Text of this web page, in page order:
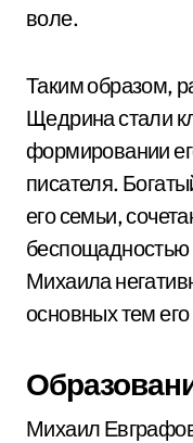
воле.
Таким образом,
Щедрина стали
формировании
писателя.
его семьи,
беспощадностью
Михаила
основных тем
Михаил